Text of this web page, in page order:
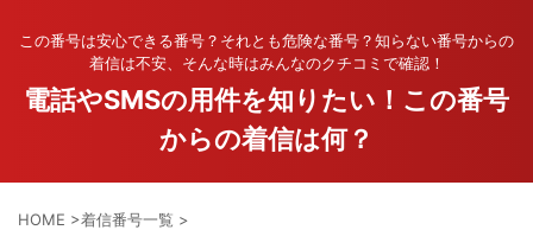
この番号は安心できる番号？それとも危険な番号？知らない番号からの
着信は不安、そんな時はみんなのクチコミで確認！
電話やSMSの用件を知りたい！この番号
からの着信は何？
HOME >着信番号一覧 >